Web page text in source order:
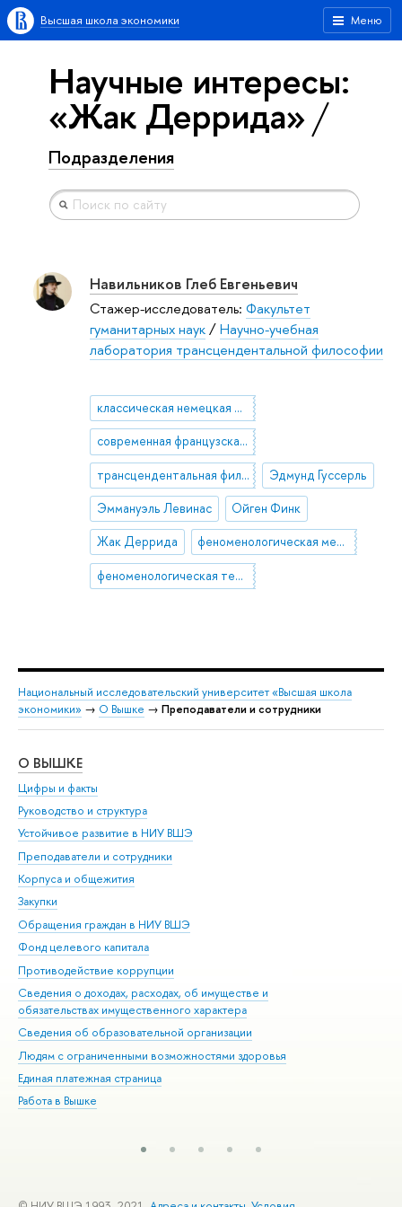
Меню
Высшая школа экономики
Научные интересы:
«Жак Деррида»
Подразделения
Навильников Глеб Евгеньевич
Стажер-исследователь: Факультет
гуманитарных наук/Научно-учебная
лаборатория трансцендентальной философии
классическая немецкая феноменология
современная французская феноменология
трансцендентальная философия Эдмунд Гуссерль
Эммануэль Левинас Ойген Финк
Жак Деррида феноменологическая метафизика
феноменологическая теология
Национальный исследовательский университет «Высшая школа
экономики» → О Вышке → Преподаватели и сотрудники
О ВЫШКЕ
Цифры и факты
Руководство и структура
Устойчивое развитие в НИУ ВШЭ
Преподаватели и сотрудники
Корпуса и общежития
Закупки
Обращения граждан в НИУ ВШЭ
Фонд целевого капитала
Противодействие коррупции
Сведения о доходах, расходах, об имуществе и
обязательствах имущественного характера
Сведения об образовательной организации
Людям с ограниченными возможностями здоровья
Единая платежная страница
Работа в Вышке